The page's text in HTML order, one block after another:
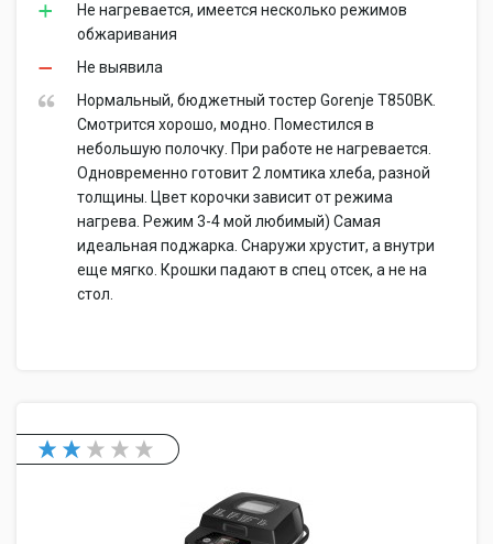
Не нагревается, имеется несколько режимов
обжаривания
Не выявила
Нормальный, бюджетный тостер Gorenje T850BK.
Смотрится хорошо, модно. Поместился в
небольшую полочку. При работе не нагревается.
Одновременно готовит 2 ломтика хлеба, разной
толщины. Цвет корочки зависит от режима
нагрева. Режим 3-4 мой любимый) Самая
идеальная поджарка. Снаружи хрустит, а внутри
еще мягко. Крошки падают в спец отсек, а не на
стол.